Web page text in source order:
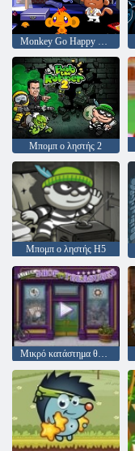
Monkey Go Happy Stage 1062
Μπομπ ο ληστής 2
Μπομπ ο ληστής H5
Μικρό κατάστημα θησαυρών